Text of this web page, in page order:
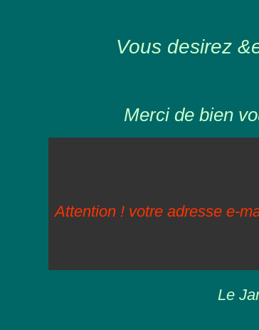
Vous desirez
Merci de bien
Attention ! votre adresse e-
Le